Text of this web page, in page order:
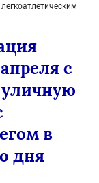
с
уличную
в
дня